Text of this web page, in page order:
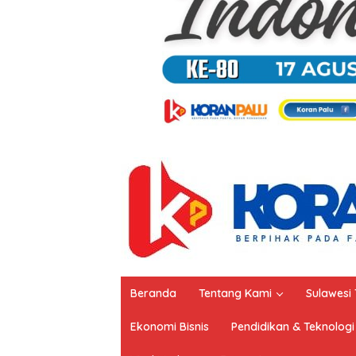
Beranda Tentang Kami Sulawesi
Ekonomi Bisnis Pendidikan & Teknologi